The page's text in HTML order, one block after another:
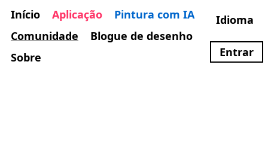
Início Aplicação
Pintura com IA
Comunidade
Blogue de desenho
Sobre
Idioma
Entrar